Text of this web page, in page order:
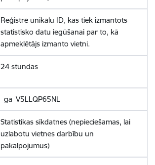
Reģistrē unikālu ID, kas tiek izmantots
statistisko datu iegūšanai par to, kā
apmeklētājs izmanto vietni.
24 stundas
_ga_V5LLQP65NL
Statistikas sīkdatnes (nepieciešamas, lai
uzlabotu vietnes darbību un
pakalpojumus)